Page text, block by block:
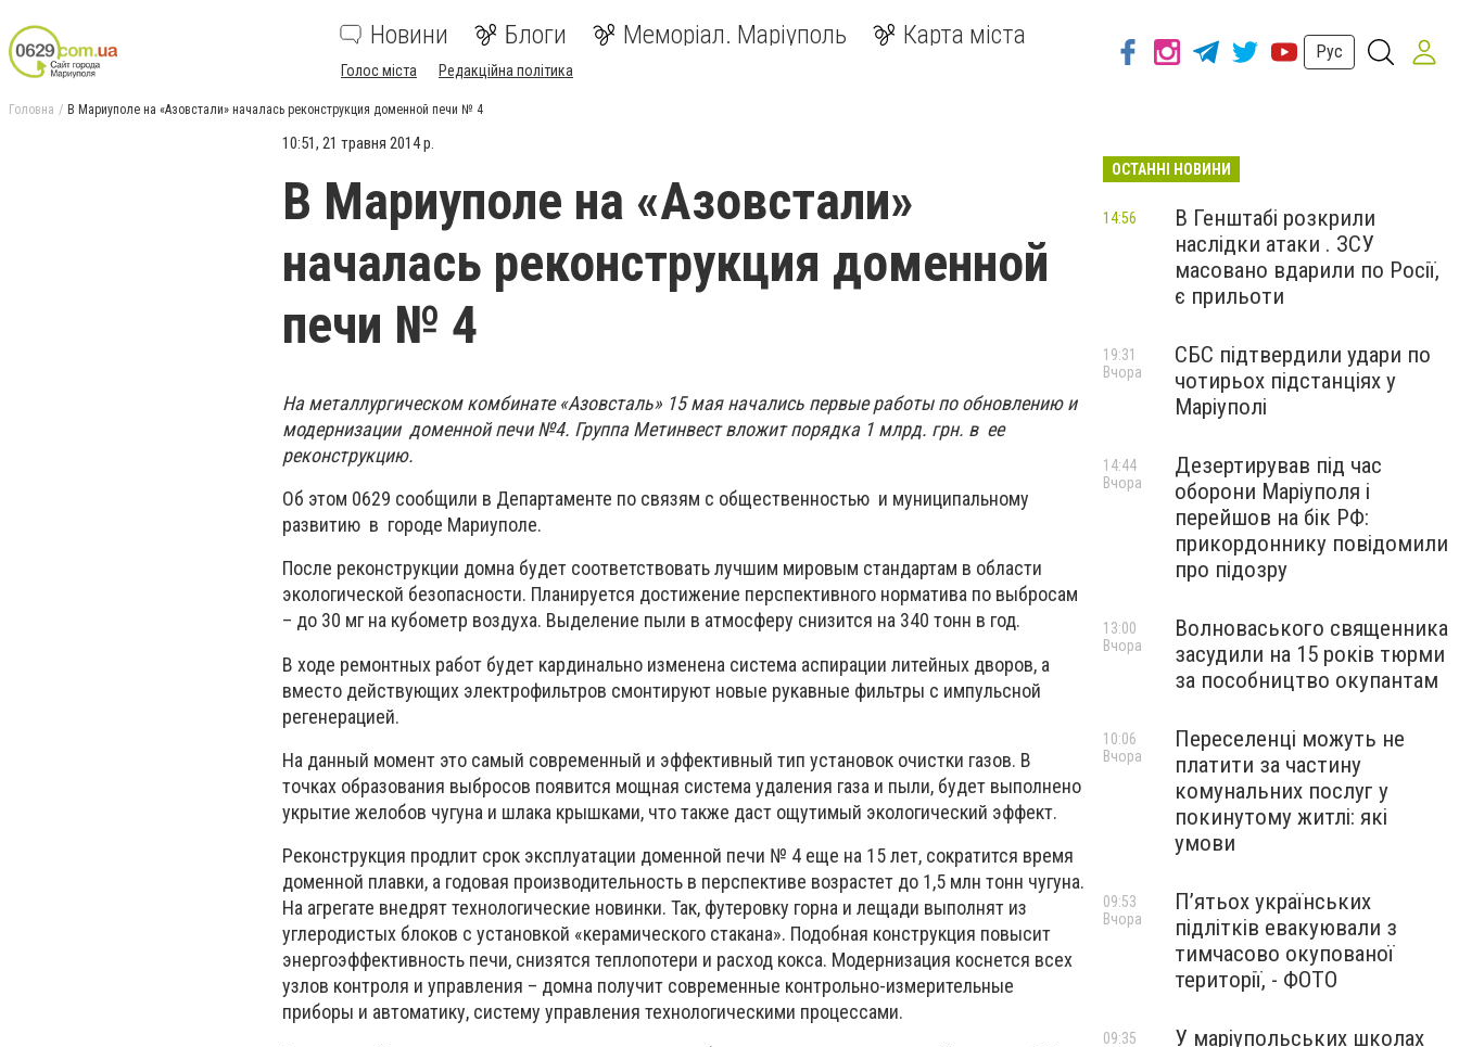
Новини Блоги Меморіал. Маріуполь Карта міста
Голос міста Редакційна політика
Рус
Головна В Мариуполе на «Азовстали» началась реконструкция доменной печи № 4
10:51, 21 травня 2014 р.
В Мариуполе на «Азовстали»
началась реконструкция доменной
печи № 4
На металлургическом комбинате «Азовсталь» 15 маяначались первые работы по обновлению и
модернизации доменной печи №4. Группа Метинвест вложит порядка 1 млрд. грн. в ее
реконструкцию.
Об этом 0629 сообщили в Департаменте по связям с общественностью и муниципальному
развитию в городе Мариуполе.
После реконструкции домна будет соответствовать лучшим мировым стандартам в области
экологической безопасности. Планируется достижение перспективного норматива по выбросам
– до 30 мг на кубометр воздуха. Выделение пыли в атмосферу снизится на 340 тонн в год.
В ходе ремонтных работ будет кардинально изменена система аспирации литейных дворов, а
вместо действующих электрофильтров смонтируют новые рукавные фильтры с импульсной
регенерацией.
На данный момент это самый современный и эффективный тип установок очистки газов. В
точках образования выбросов появится мощная система удаления газа и пыли, будет выполнено
укрытие желобов чугуна и шлака крышками, что также даст ощутимый экологический эффект.
Реконструкция продлит срок эксплуатации доменной печи № 4 еще на 15 лет, сократится время
доменной плавки, а годовая производительность в перспективе возрастет до 1,5 млн тонн чугуна.
На агрегате внедрят технологические новинки. Так, футеровку горна и лещади выполнят из
углеродистых блоков с установкой «керамического стакана». Подобная конструкция повысит
энергоэффективность печи, снизятся теплопотери и расход кокса. Модернизация коснется всех
узлов контроля и управления – домна получит современные контрольно-измерительные
приборы и автоматику, систему управления технологическими процессами.
ОСТАННІ НОВИНИ
В Генштабі розкрили
наслідки атаки . ЗСУ
масовано вдарили по Росії,
є прильоти
14:56
СБС підтвердили удари по
чотирьох підстанціях у
Маріуполі
19:31
Вчора
Дезертирував під час
оборони Маріуполя і
перейшов на бік РФ:
прикордоннику повідомили
про підозру
14:44
Вчора
Волноваського священника
засудили на 15 років тюрми
за пособництво окупантам
13:00
Вчора
Переселенці можуть не
платити за частину
комунальних послуг у
покинутому житлі: які
умови
10:06
Вчора
П’ятьох українських
підлітків евакуювали з
тимчасово окупованої
території, - ФОТО
09:53
Вчора
У маріупольських школах
09:35